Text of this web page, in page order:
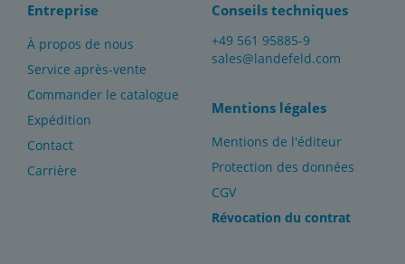
Entreprise
À propos de nous
Service après-vente
Commander le catalogue
Expédition
Contact
Carrière
Conseils techniques
+49 561 95885-9
sales@landefeld.com
Mentions légales
Mentions de l'éditeur
Protection des données
CGV
Révocation du contrat